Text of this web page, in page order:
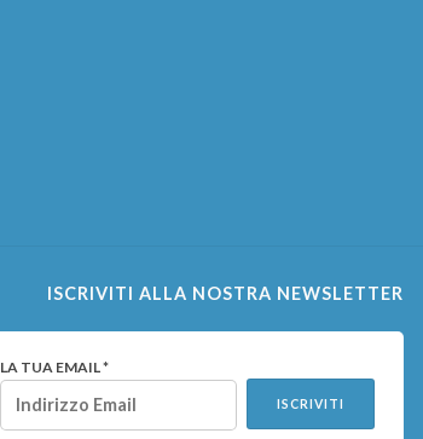
ISCRIVITI ALLA NOSTRA NEWSLETTER
LA TUA EMAIL *
ISCRIVITI